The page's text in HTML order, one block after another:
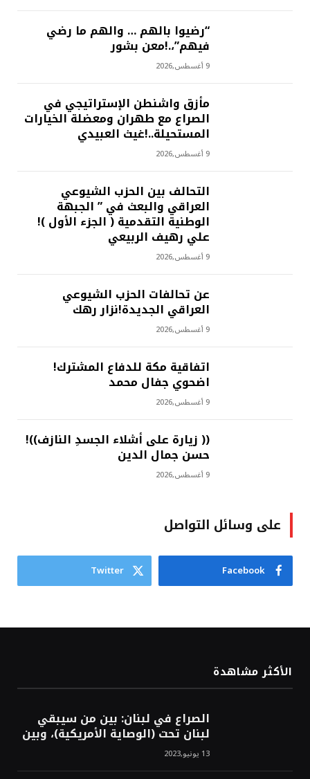
“رضيوا بالهم … والهم ما رضي
فيهم”،.!معن بشور
9 أغسطس,2026
مأزق واشنطن الإستراتيجي في
الصراع مع طهران ومعضلة الخيارات
المستحيلة..!غيث العبيدي
9 أغسطس,2026
التحالف بين الحزب الشيوعي
العراقي والبعث في ” الجبهة
الوطنية التقدمية ( الجزء الأول )!
علي رهيف الربيعي
9 أغسطس,2026
عن تحالفات الحزب الشيوعي
العراقي الجديدة!نزار رهك
9 أغسطس,2026
اتفاقية مكة للدفاع المشترك!
اضحوي جفال محمد
9 أغسطس,2026
(( زيارة على أشلاء الجسدِ النازف))!
حسن جمال الدين
9 أغسطس,2026
على وسائل التواصل
Facebook
Twitter
الأكثر مشاهدة
الصراع في لبنان: بين من سيبقي
لبنان تحت (الوصاية الأمريكية)، وبين
من سيخرج لبنان من النفق الغربي!
محمد محسن13 يونيو,2023